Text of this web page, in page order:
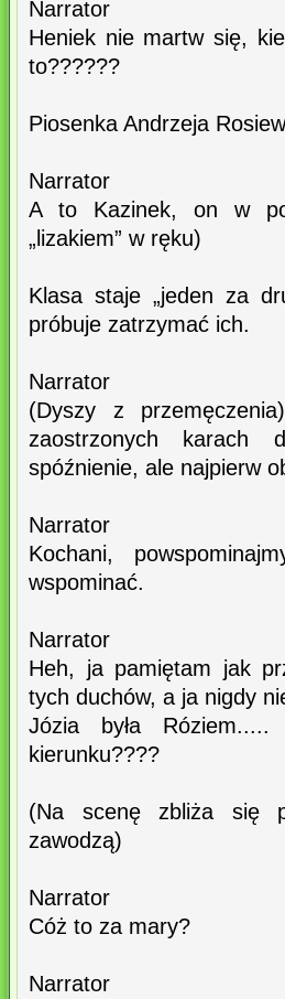
Narrator
Heniek nie martw się,
to??????
Piosenka Andrzeja
Narrator
A to Kazinek, on w
„lizakiem” w ręku)
Klasa staje „jeden za
próbuje zatrzymać ich.
Narrator
(Dyszy z
zaostrzonych karach
spóźnienie, ale najpierw
Narrator
Kochani,
wspominać.
Narrator
Heh, ja pamiętam jak
tych duchów, a ja nigdy
Józia była
kierunku????
(Na scenę zbliża się
zawodzą)
Narrator
Cóż to za mary?
Narrator